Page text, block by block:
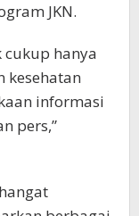
JKN.
hanya
kesehatan
informasi
pers,”